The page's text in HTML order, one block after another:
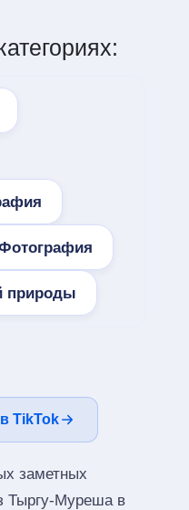
природы
TikTok
заметных
Тыргу-Муреша в